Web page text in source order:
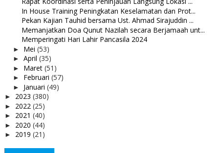
In House Training Peningkatan Keselamatan dan Prot...
Pekan Kajian Tauhid bersama Ust. Ahmad Sirajuddin ...
Memanjatkan Doa Qunut Nazilah secara Berjamaah unt...
Memperingati Hari Lahir Pancasila 2024
► Mei (53)
► April (35)
► Maret (51)
► Februari (57)
► Januari (49)
► 2023 (380)
► 2022 (25)
► 2021 (40)
► 2020 (44)
► 2019 (21)